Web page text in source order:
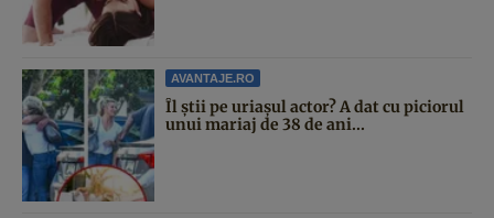
AVANTAJE.RO
Îl știi pe uriașul actor? A dat cu piciorul
unui mariaj de 38 de ani...